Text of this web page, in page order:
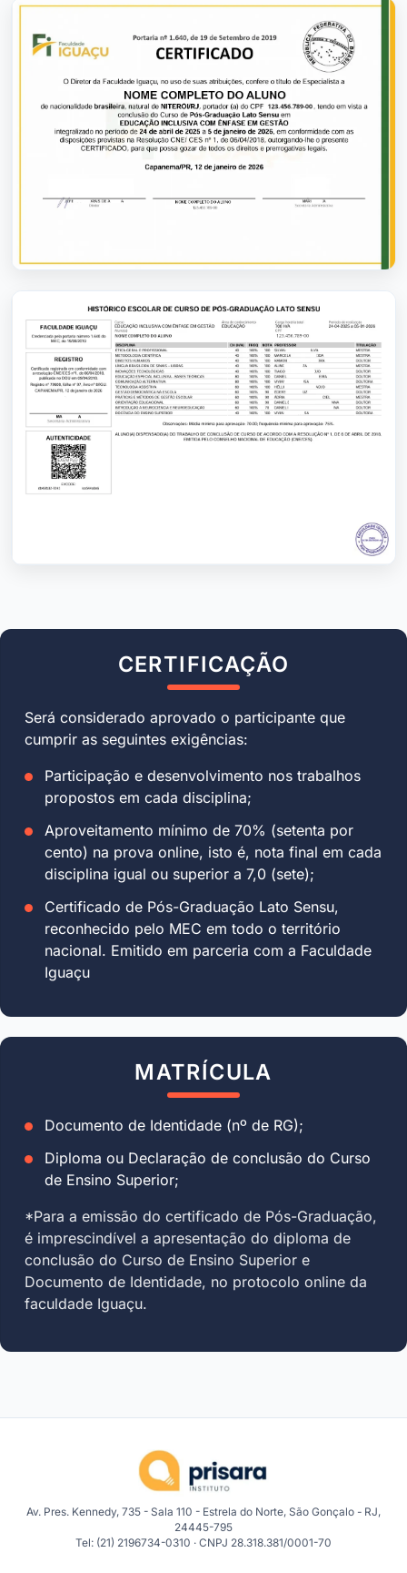
CERTIFICAÇÃO
Será considerado aprovado o participante que
cumprir as seguintes exigências:
Participação e desenvolvimento nos trabalhos
propostos em cada disciplina;
Aproveitamento mínimo de 70% (setenta por
cento) na prova online, isto é, nota final em cada
disciplina igual ou superior a 7,0 (sete);
Certificado de Pós-Graduação Lato Sensu,
reconhecido pelo MEC em todo o território
nacional. Emitido em parceria com a Faculdade
Iguaçu
MATRÍCULA
Documento de Identidade (nº de RG);
Diploma ou Declaração de conclusão do Curso
de Ensino Superior;
*Para a emissão do certificado de Pós-Graduação,
é imprescindível a apresentação do diploma de
conclusão do Curso de Ensino Superior e
Documento de Identidade, no protocolo online da
faculdade Iguaçu.
Av. Pres. Kennedy, 735 - Sala 110 - Estrela do Norte, São Gonçalo - RJ,
24445-795
Tel: (21) 2196734-0310 · CNPJ 28.318.381/0001-70